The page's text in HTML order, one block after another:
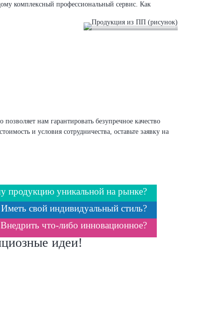
комплексный профессиональный сервис. Как
нам гарантировать безупречное качество
и условия сотрудничества, оставьте заявку на
продукцию уникальной на рынке?
Иметь свой индивидуальный стиль?
Внедрить что-либо инновационное?
идеи!